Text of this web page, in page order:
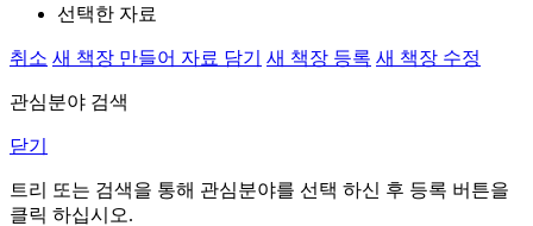
선택한 자료
취소 새 책장 만들어 자료 담기 새 책장 등록 새 책장 수정
관심분야 검색
닫기
트리 또는 검색을 통해 관심분야를 선택 하신 후 등록 버튼을
클릭 하십시오.